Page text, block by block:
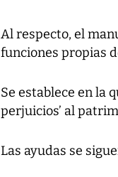
Al respecto, el
funciones propias
Se establece en la
perjuicios’ al
Las ayudas se